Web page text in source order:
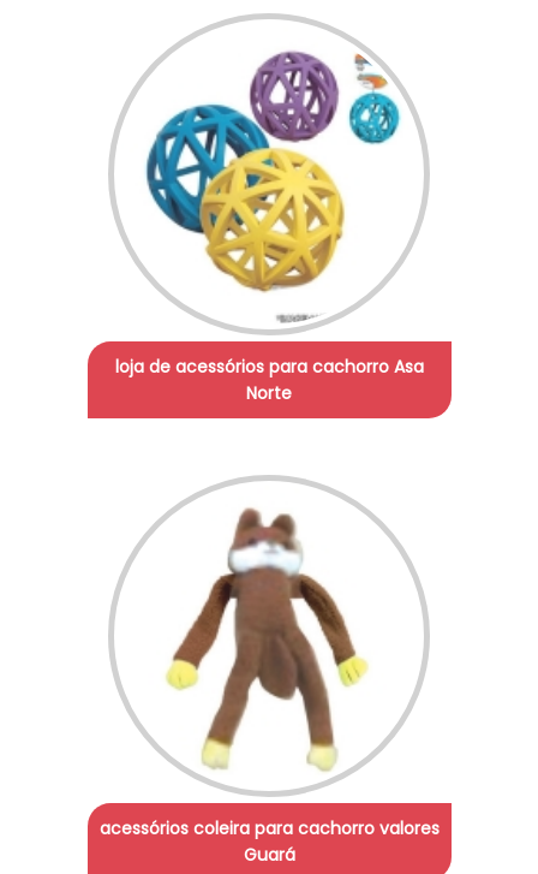
loja de acessórios para cachorro Asa
Norte
acessórios coleira para cachorro valores
Guará